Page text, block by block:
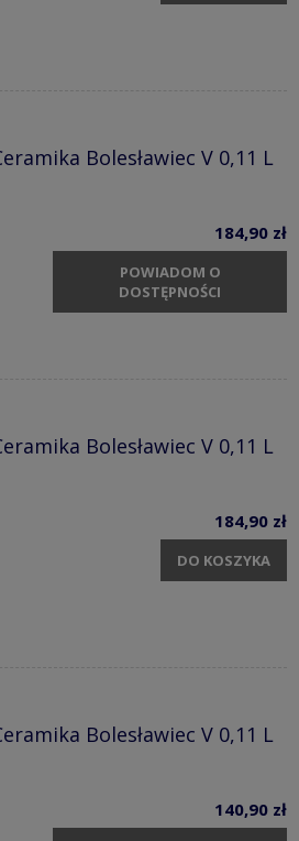
Bolesławiec V 0,11 L
184,90 zł
POWIADOM O
DOSTĘPNOŚCI
Bolesławiec V 0,11 L
184,90 zł
DO KOSZYKA
Bolesławiec V 0,11 L
140,90 zł